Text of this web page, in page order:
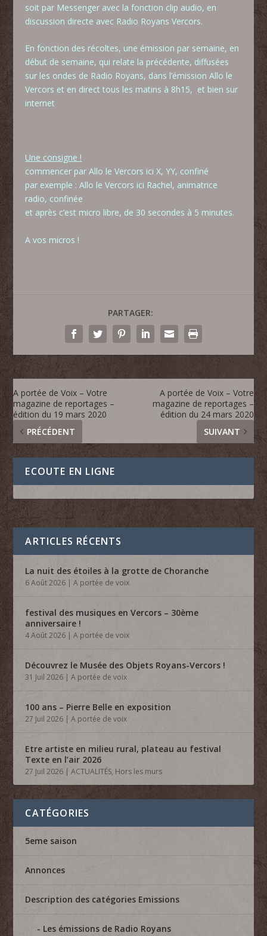
soit par Messenger avec la fonction clip audio, en
discussion directe avec Radio Royans Vercors.
En fonction des récoltes, une émission par semaine, en
début de semaine, qui relate la précédente, diffusées
sur les ondes de Radio Royans, dans l’émission Allo le
Vercors et en direct tous les matins à 8h15, et bien sur
internet
Une consigne !
commencer parAllo le Vercors ici X, YY, confiné
par exemple :Allo le Vercors ici Rachel, animatrice
radio, confinée
et après c’est micro libre, de 30 secondes à 5 minutes.
A vos micros !
PARTAGER:
A portée de Voix – Votre
magazine de reportages –
édition du 19 mars 2020
PRÉCÉDENT
A portée de Voix – Votre
magazine de reportages –
édition du 24 mars 2020
SUIVANT
ECOUTE EN LIGNE
ARTICLES RÉCENTS
La nuit des étoiles à la grotte de Choranche
6 Août 2026 |A portée de voix
festival des musiques en Vercors – 30ème
anniversaire !
4 Août 2026 |A portée de voix
Découvrez le Musée des Objets Royans-Vercors !
31 Juil 2026 |A portée de voix
100 ans – Pierre Belle en exposition
27 Juil 2026 |A portée de voix
Etre artiste en milieu rural, plateau au festival
Texte en l’air 2026
27 Juil 2026 |ACTUALITÉS, Hors les murs
CATÉGORIES
5eme saison
Annonces
Description des catégories Emissions
Les émissions de Radio Royans